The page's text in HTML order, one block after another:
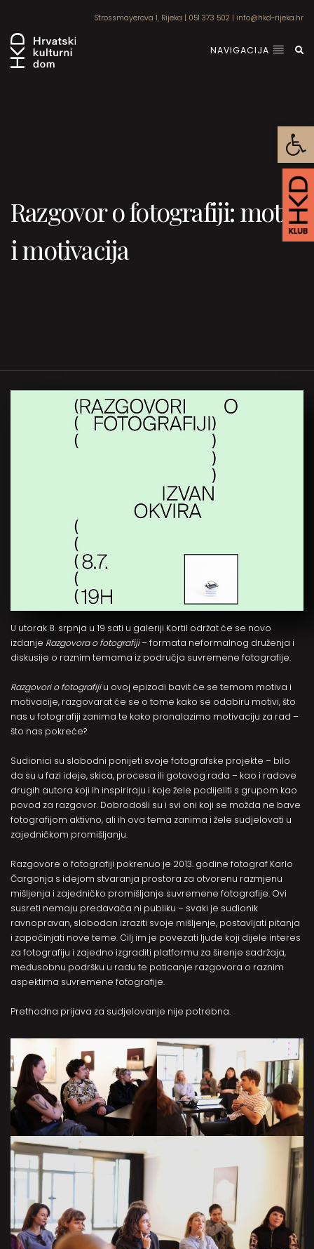
Strossmayerova 1, Rijeka | 051 373 502 | info@hkd-rijeka.hr
NAVIGACIJA
Razgovor o fotografiji: motiv
i motivacija
U utorak 8. srpnja u 19 sati u galeriji Kortil održat će se novo
izdanje Razgovora o fotografiji– formata neformalnog druženja i
diskusije o raznim temama iz područja suvremene fotografije.
Razgovori o fotografijiu ovoj epizodi bavit će se temom motiva i
motivacije, razgovarat će se o tome kako se odabiru motivi, što
nas u fotografiji zanima te kako pronalazimo motivaciju za rad –
što nas pokreće?
Sudionici su slobodni ponijeti svoje fotografske projekte – bilo
da su u fazi ideje, skica, procesa ili gotovog rada – kao i radove
drugih autora koji ih inspiriraju i koje žele podijeliti s grupom kao
povod za razgovor. Dobrodošli su i svi oni koji se možda ne bave
fotografijom aktivno, ali ih ova tema zanima i žele sudjelovati u
zajedničkom promišljanju.
Razgovore o fotografiji pokrenuo je 2013. godine fotograf Karlo
Čargonja s idejom stvaranja prostora za otvorenu razmjenu
mišljenja i zajedničko promišljanje suvremene fotografije. Ovi
susreti nemaju predavača ni publiku – svaki je sudionik
ravnopravan, slobodan izraziti svoje mišljenje, postavljati pitanja
i započinjati nove teme. Cilj im je povezati ljude koji dijele interes
za fotografiju i zajedno izgraditi platformu za širenje sadržaja,
međusobnu podršku u radu te poticanje razgovora o raznim
aspektima suvremene fotografije.
Prethodna prijava za sudjelovanje nije potrebna.